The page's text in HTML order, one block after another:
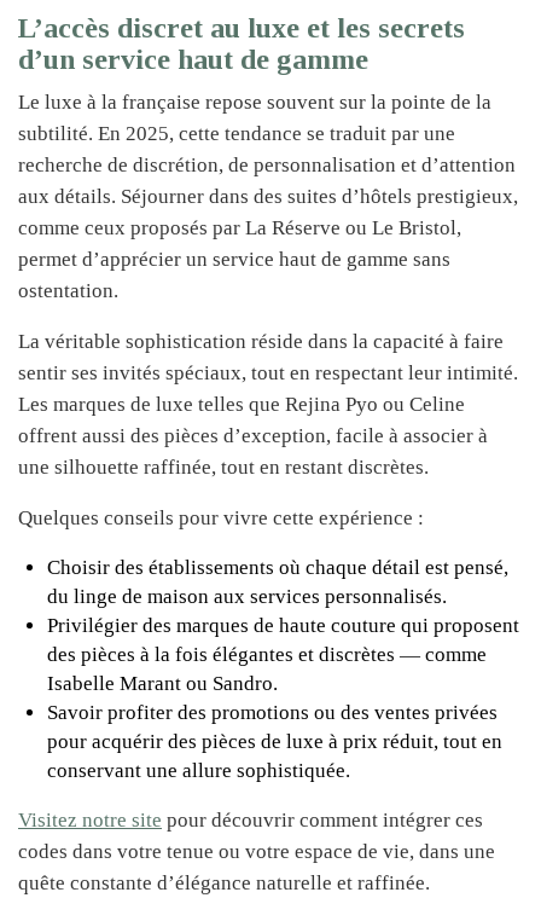
L’accès discret au luxe et les secrets
d’un service haut de gamme
Le luxe à la française repose souvent sur la pointe de la
subtilité. En 2025, cette tendance se traduit par une
recherche de discrétion, de personnalisation et d’attention
aux détails. Séjourner dans des suites d’hôtels prestigieux,
comme ceux proposés par La Réserve ou Le Bristol,
permet d’apprécier un service haut de gamme sans
ostentation.
La véritable sophistication réside dans la capacité à faire
sentir ses invités spéciaux, tout en respectant leur intimité.
Les marques de luxe telles que Rejina Pyo ou Celine
offrent aussi des pièces d’exception, facile à associer à
une silhouette raffinée, tout en restant discrètes.
Quelques conseils pour vivre cette expérience :
Choisir des établissements où chaque détail est pensé,
du linge de maison aux services personnalisés.
Privilégier des marques de haute couture qui proposent
des pièces à la fois élégantes et discrètes — comme
Isabelle Marant ou Sandro.
Savoir profiter des promotions ou des ventes privées
pour acquérir des pièces de luxe à prix réduit, tout en
conservant une allure sophistiquée.
Visitez notre site pour découvrir comment intégrer ces
codes dans votre tenue ou votre espace de vie, dans une
quête constante d’élégance naturelle et raffinée.